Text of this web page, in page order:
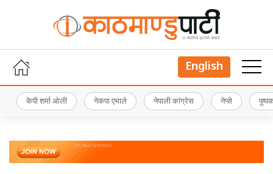
English
केपी शर्मा ओली नेकपा एमाले नेपाली कांग्रेस नेप्से